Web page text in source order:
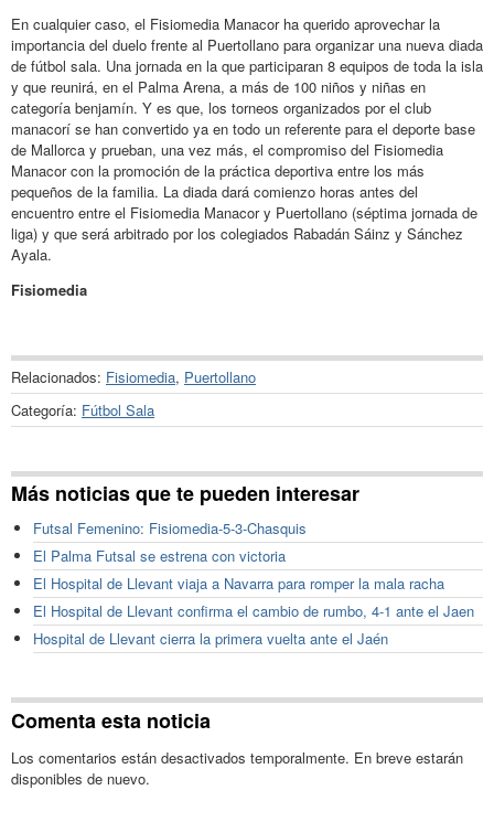
En cualquier caso, el Fisiomedia Manacor ha querido aprovechar la
importancia del duelo frente al Puertollano para organizar una nueva diada
de fútbol sala. Una jornada en la que participaran 8 equipos de toda la isla
y que reunirá, en el Palma Arena, a más de 100 niños y niñas en
categoría benjamín. Y es que, los torneos organizados por el club
manacorí se han convertido ya en todo un referente para el deporte base
de Mallorca y prueban, una vez más, el compromiso del Fisiomedia
Manacor con la promoción de la práctica deportiva entre los más
pequeños de la familia. La diada dará comienzo horas antes del
encuentro entre el Fisiomedia Manacor y Puertollano (séptima jornada de
liga) y que será arbitrado por los colegiados Rabadán Sáinz y Sánchez
Ayala.
Fisiomedia
Relacionados: Fisiomedia, Puertollano
Categoría: Fútbol Sala
Más noticias que te pueden interesar
Futsal Femenino: Fisiomedia-5-3-Chasquis
El Palma Futsal se estrena con victoria
El Hospital de Llevant viaja a Navarra para romper la mala racha
El Hospital de Llevant confirma el cambio de rumbo, 4-1 ante el Jaen
Hospital de Llevant cierra la primera vuelta ante el Jaén
Comenta esta noticia
Los comentarios están desactivados temporalmente. En breve estarán
disponibles de nuevo.